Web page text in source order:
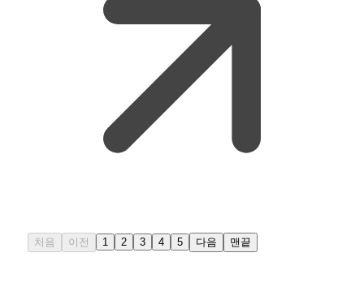
처음 이전 1 2 3 4 5 다음 맨끝